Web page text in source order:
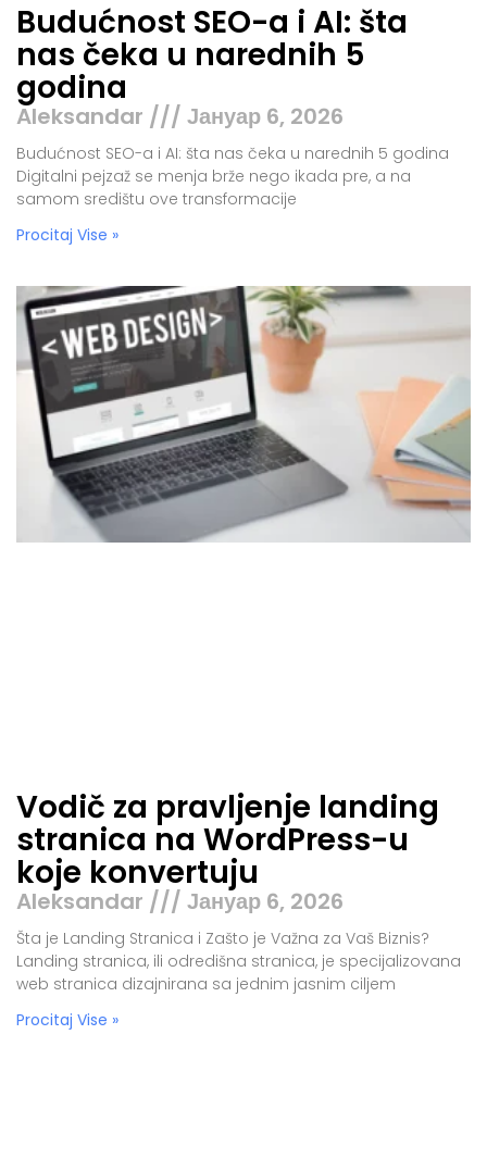
Budućnost SEO-a i AI: šta
nas čeka u narednih 5
godina
Aleksandar Јануар 6, 2026
Budućnost SEO-a i AI: šta nas čeka u narednih 5 godina
Digitalni pejzaž se menja brže nego ikada pre, a na
samom središtu ove transformacije
Procitaj Vise »
Vodič za pravljenje landing
stranica na WordPress-u
koje konvertuju
Aleksandar Јануар 6, 2026
Šta je Landing Stranica i Zašto je Važna za Vaš Biznis?
Landing stranica, ili odredišna stranica, je specijalizovana
web stranica dizajnirana sa jednim jasnim ciljem
Procitaj Vise »